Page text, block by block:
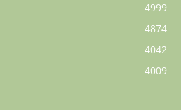
4999
4874
4042
4009